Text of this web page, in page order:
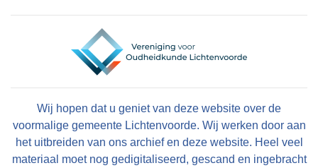
Wij hopen dat u geniet van deze website over de
voormalige gemeente Lichtenvoorde. Wij werken door aan
het uitbreiden van ons archief en deze website. Heel veel
materiaal moet nog gedigitaliseerd, gescand en ingebracht